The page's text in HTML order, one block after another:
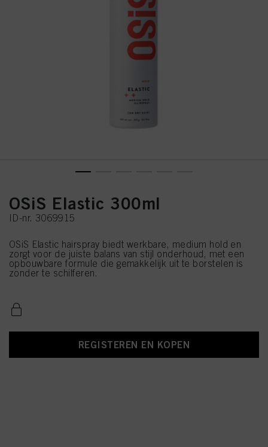
OSiS Elastic 300ml
ID-nr. 3069915
OSiS Elastic hairspray biedt werkbare, medium hold en
zorgt voor de juiste balans van stijl onderhoud, met een
opbouwbare formule die gemakkelijk uit te borstelen is
zonder te schilferen.
REGISTEREN EN KOPEN